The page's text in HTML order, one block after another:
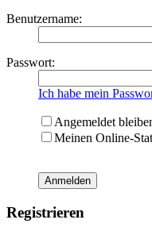
Benutzername:
Passwort:
Ich habe mein
Angemeldet
Meinen Online-
Registrieren